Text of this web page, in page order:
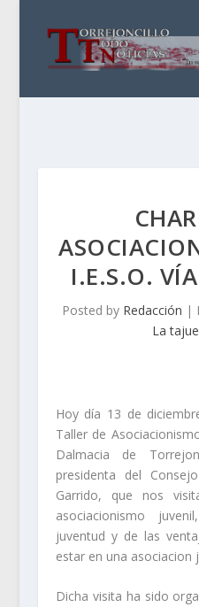
I.E.S.O.
Posted by Redacción |
La
Hoy día 13 de
Taller de
Dalmacia de
presidenta del
Garrido, que nos
asociacionismo
juventud y de las
estar en una asociacion
Dicha visita ha sido